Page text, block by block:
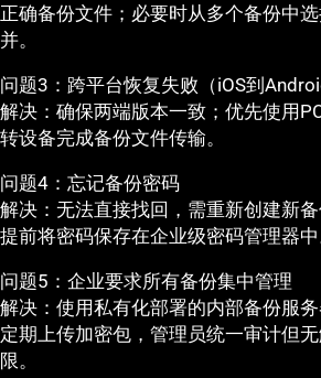
正确备份文件；必要时从多个备份中
并。
问题3：跨平台恢复失败（iOS到
解决：确保两端版本一致；优先使用
转设备完成备份文件传输。
问题4：忘记备份密码
解决：无法直接找回，需重新创建新
提前将密码保存在企业级密码管理器中
问题5：企业要求所有备份集中管理
解决：使用私有化部署的内部备份服
定期上传加密包，管理员统一审计但
限。